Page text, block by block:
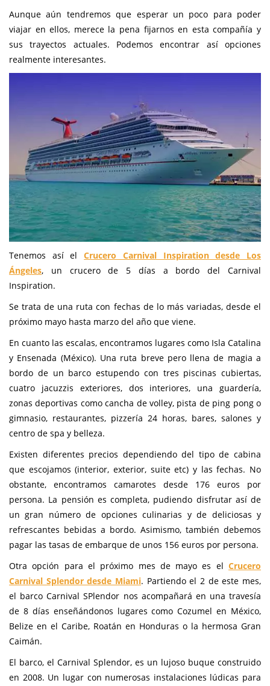
Aunque aún tendremos que esperar un poco para poder
viajar en ellos, merece la pena fijarnos en esta compañía y
sus trayectos actuales. Podemos encontrar así opciones
realmente interesantes.
Tenemos así elCrucero Carnival Inspiration desde Los
Ángeles, un crucero de 5 días a bordo del Carnival
Inspiration.
Se trata de una ruta con fechas de lo más variadas, desde el
próximo mayo hasta marzo del año que viene.
En cuanto las escalas, encontramos lugares como Isla Catalina
y Ensenada (México). Una ruta breve pero llena de magia a
bordo de un barco estupendo con tres piscinas cubiertas,
cuatro jacuzzis exteriores, dos interiores, una guardería,
zonas deportivas como cancha de volley, pista de ping pong o
gimnasio, restaurantes, pizzería 24 horas, bares, salones y
centro de spa y belleza.
Existen diferentes precios dependiendo del tipo de cabina
que escojamos (interior, exterior, suite etc) y las fechas. No
obstante, encontramos camarotes desde 176 euros por
persona. La pensión es completa, pudiendo disfrutar así de
un gran número de opciones culinarias y de deliciosas y
refrescantes bebidas a bordo. Asimismo, también debemos
pagar las tasas de embarque de unos 156 euros por persona.
Otra opción para el próximo mes de mayo es el Crucero
Carnival Splendor desde Miami. Partiendo el 2 de este mes,
el barco Carnival SPlendor nos acompañará en una travesía
de 8 días enseñándonos lugares como Cozumel en México,
Belize en el Caribe, Roatán en Honduras o la hermosa Gran
Caimán.
El barco, el Carnival Splendor, es un lujoso buque construido
en 2008. Un lugar con numerosas instalaciones lúdicas para